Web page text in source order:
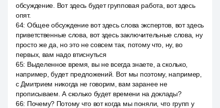
обсуждение. Вот здесь будет групповая работа, вот здесь
опят.
64: Общее обсуждение вот здесь слова экспертов, вот здесь
приветственные слова, вот здесь заключительные слова, ну
просто же да, но это не совсем так, потому что, ну, во
первых, вам надо втиснуться
65: Выделенное время, вы не всегда знаете, а сколько,
например, будет предложений. Вот мы поэтому, например,
с Дмитрием никогда не говорим, вам заранее не
прописываем. А сколько будет времени на доклады?
66: Почему? Потому что вот когда мы поняли, что групп у